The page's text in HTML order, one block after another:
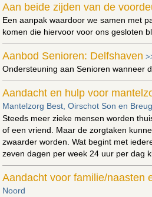
Aan beide zijden van de
Een aanpak waardoor we samen met
komen die hiervoor voor ons gesloten
Aanbod Senioren: Delfshaven
Ondersteuning aan Senioren wanneer
Aandacht en hulp voor
Mantelzorg Best, Oirschot Son en
Steeds meer zieke mensen worden
of een vriend. Maar de zorgtaken
zwaarder worden. Wat begint met
zeven dagen per week 24 uur per dag
Aandacht voor familie/naasten
Noord